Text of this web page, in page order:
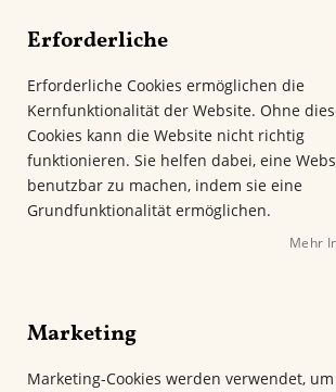
Spirituosenwelt
Erforderliche
Erforderliche Cookies ermöglichen die
Kernfunktionalität der Website. Ohne
Cookies kann die Website nicht richtig
funktionieren. Sie helfen dabei, eine
benutzbar zu machen, indem sie eine
Grundfunktionalität ermöglichen.
Mehr
Marketing
Marketing-Cookies werden verwendet,